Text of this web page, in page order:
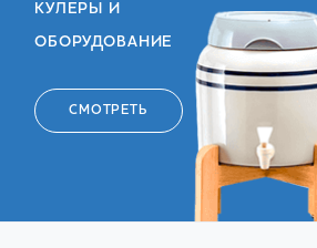
КУЛЕРЫ И
ОБОРУДОВАНИЕ
СМОТРЕТЬ